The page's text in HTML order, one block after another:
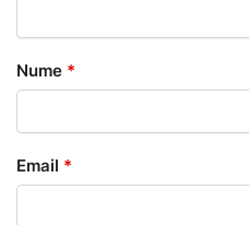
Nume *
Email *